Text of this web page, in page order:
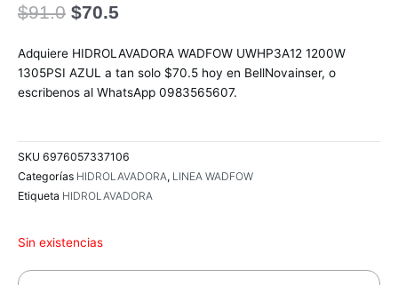
$91.0 El
original
era:
$91.0.
$70.5
actual
es:
$70.5.
Adquiere HIDROLAVADORA WADFOW UWHP3A12 1200W
1305PSI AZUL a tan solo $70.5 hoy en BellNovainser, o
escribenos al WhatsApp 0983565607.
SKU 6976057337106
Categorías HIDROLAVADORA, LINEA WADFOW
Etiqueta HIDROLAVADORA
Sin existencias